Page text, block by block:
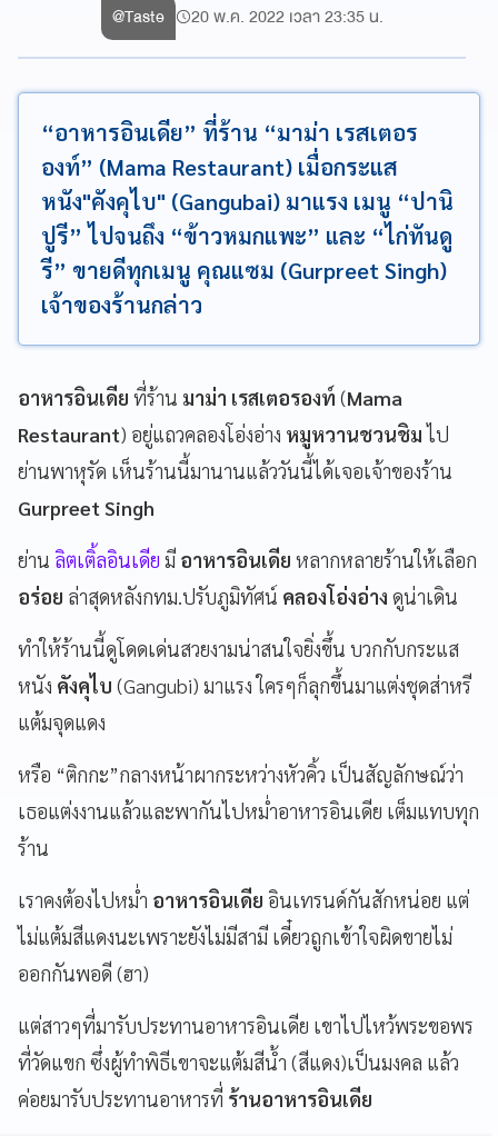
@Taste 20 พ.ค. 2022 เวลา 23:35 น.
“อาหารอินเดีย” ที่ร้าน “มาม่า เรสเตอร
องท์” (Mama Restaurant) เมื่อกระแส
หนัง"คังคุไบ" (Gangubai) มาแรง เมนู “ปานิ
ปูรี” ไปจนถึง “ข้าวหมกแพะ” และ “ไก่ทันดู
รี” ขายดีทุกเมนู คุณแซม (Gurpreet Singh)
เจ้าของร้านกล่าว
อาหารอินเดีย ที่ร้าน มาม่า เรสเตอรองท์ (Mama
Restaurant) อยู่แถวคลองโอ่งอ่าง หมูหวานชวนชิมไป
ย่านพาหุรัด เห็นร้านนี้มานานแล้ววันนี้ได้เจอเจ้าของร้าน
Gurpreet Singh
ย่าน ลิตเติ้ลอินเดีย มี อาหารอินเดีย หลากหลายร้านให้เลือก
อร่อย ล่าสุดหลังกทม.ปรับภูมิทัศน์ คลองโอ่งอ่าง ดูน่าเดิน
ทำให้ร้านนี้ดูโดดเด่นสวยงามน่าสนใจยิ่งขึ้น บวกกับกระแส
หนัง คังคุไบ (Gangubi) มาแรง ใครๆก็ลุกขึ้นมาแต่งชุดส่าหรี
แต้มจุดแดง
หรือ “ติกกะ”กลางหน้าผากระหว่างหัวคิ้ว เป็นสัญลักษณ์ว่า
เธอแต่งงานแล้วและพากันไปหม่ำอาหารอินเดีย เต็มแทบทุก
ร้าน
เราคงต้องไปหม่ำ อาหารอินเดีย อินเทรนด์กันสักหน่อย แต่
ไม่แต้มสีแดงนะเพราะยังไม่มีสามี เดี๋ยวถูกเข้าใจผิดขายไม่
ออกกันพอดี (ฮา)
แต่สาวๆที่มารับประทานอาหารอินเดีย เขาไปไหว้พระขอพร
ที่วัดแขก ซึ่งผู้ทำพิธีเขาจะแต้มสีน้ำ (สีแดง)เป็นมงคล แล้ว
ค่อยมารับประทานอาหารที่ ร้านอาหารอินเดีย